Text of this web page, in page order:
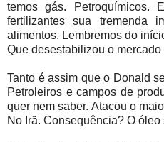
temos gás. Petroquímicos.
fertilizantes sua tremenda
alimentos. Lembremos do
Que desestabilizou o
Tanto é assim que o Donald
Petroleiros e campos de
quer nem saber. Atacou o
No Irã. Consequência? O